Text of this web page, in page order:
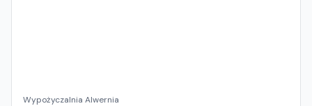
Wypożyczalnia Alwernia